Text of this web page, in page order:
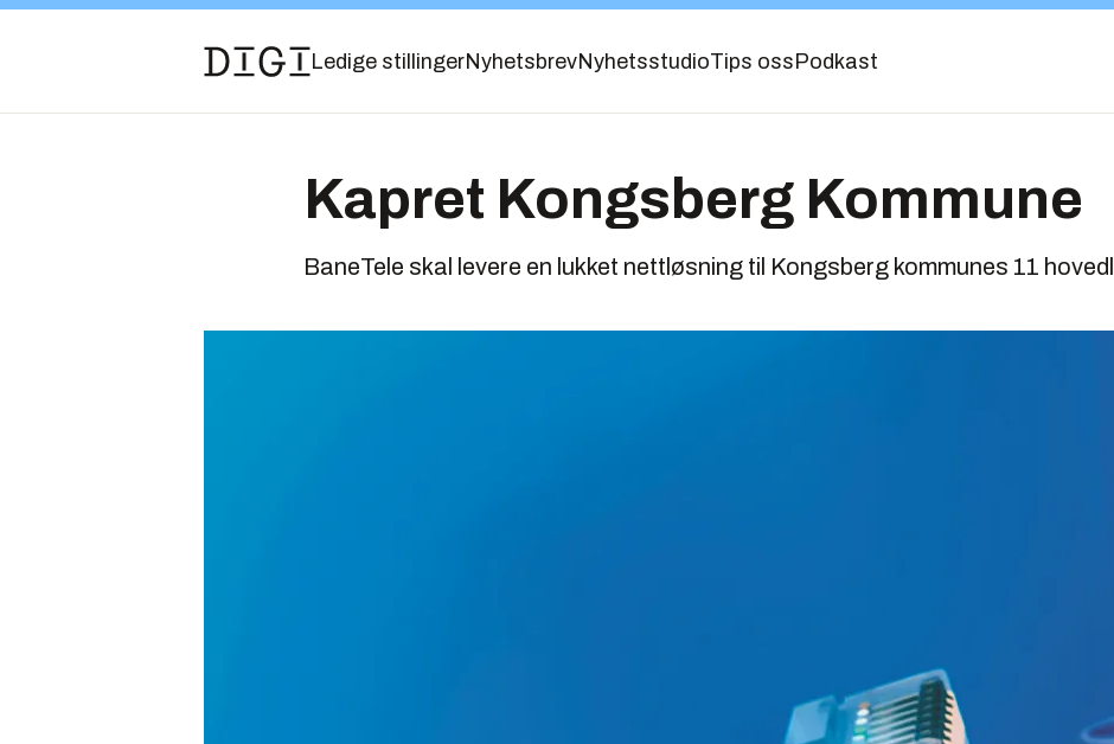
Ledige stillingerNyhetsbrevNyhetsstudioTips oss Podkast
Kapret Kongsberg Kommune
BaneTele skal levere en lukket nettløsning til Kongsberg kommunes 11